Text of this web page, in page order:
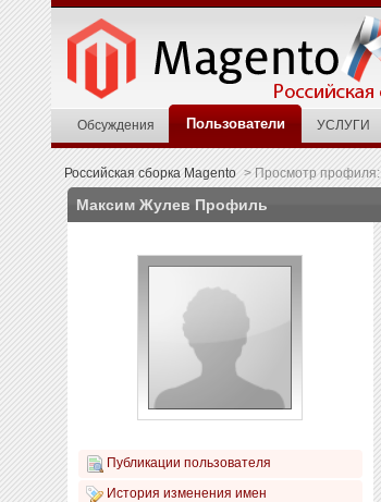
Обсуждения Пользователи УСЛУГИ
Российская сборка Magento >Просмотр
Максим Жулев Профиль
Публикации пользователя
История изменения имен